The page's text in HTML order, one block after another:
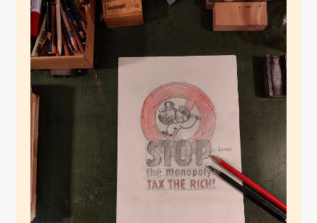
Nachtschichtlinol
Januar 4, 2025